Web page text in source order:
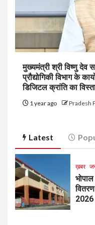
मुख्यमंत्री श्री विष्णु देव
प्रौद्योगिकी विभाग के
डिजिटल क्रांति का
1 year ago Pradesh
Latest
ख़बर
2026